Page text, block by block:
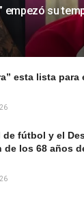
empezó su
esta lista
de fútbol y el
de los 68 años